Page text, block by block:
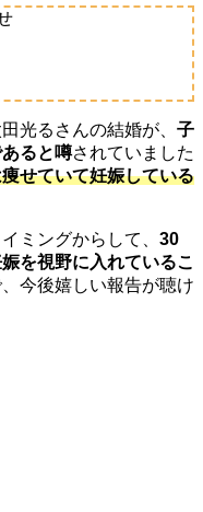
光るさんの結婚が、 子
ると噂されていました
せていて妊娠している
ミングからして、 30
を視野に入れているこ
今後嬉しい報告が聴け